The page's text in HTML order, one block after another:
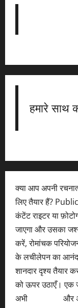
हमारे साथ
क्या आप अपनी
लिए तैयार हैं?
कंटेंट राइटर या
जाएगा और उसका
करें, रोमांचक
के लचीलेपन का
शानदार दृश्य तैयार
को ऊपर उठाएँ। एक
अभी
और